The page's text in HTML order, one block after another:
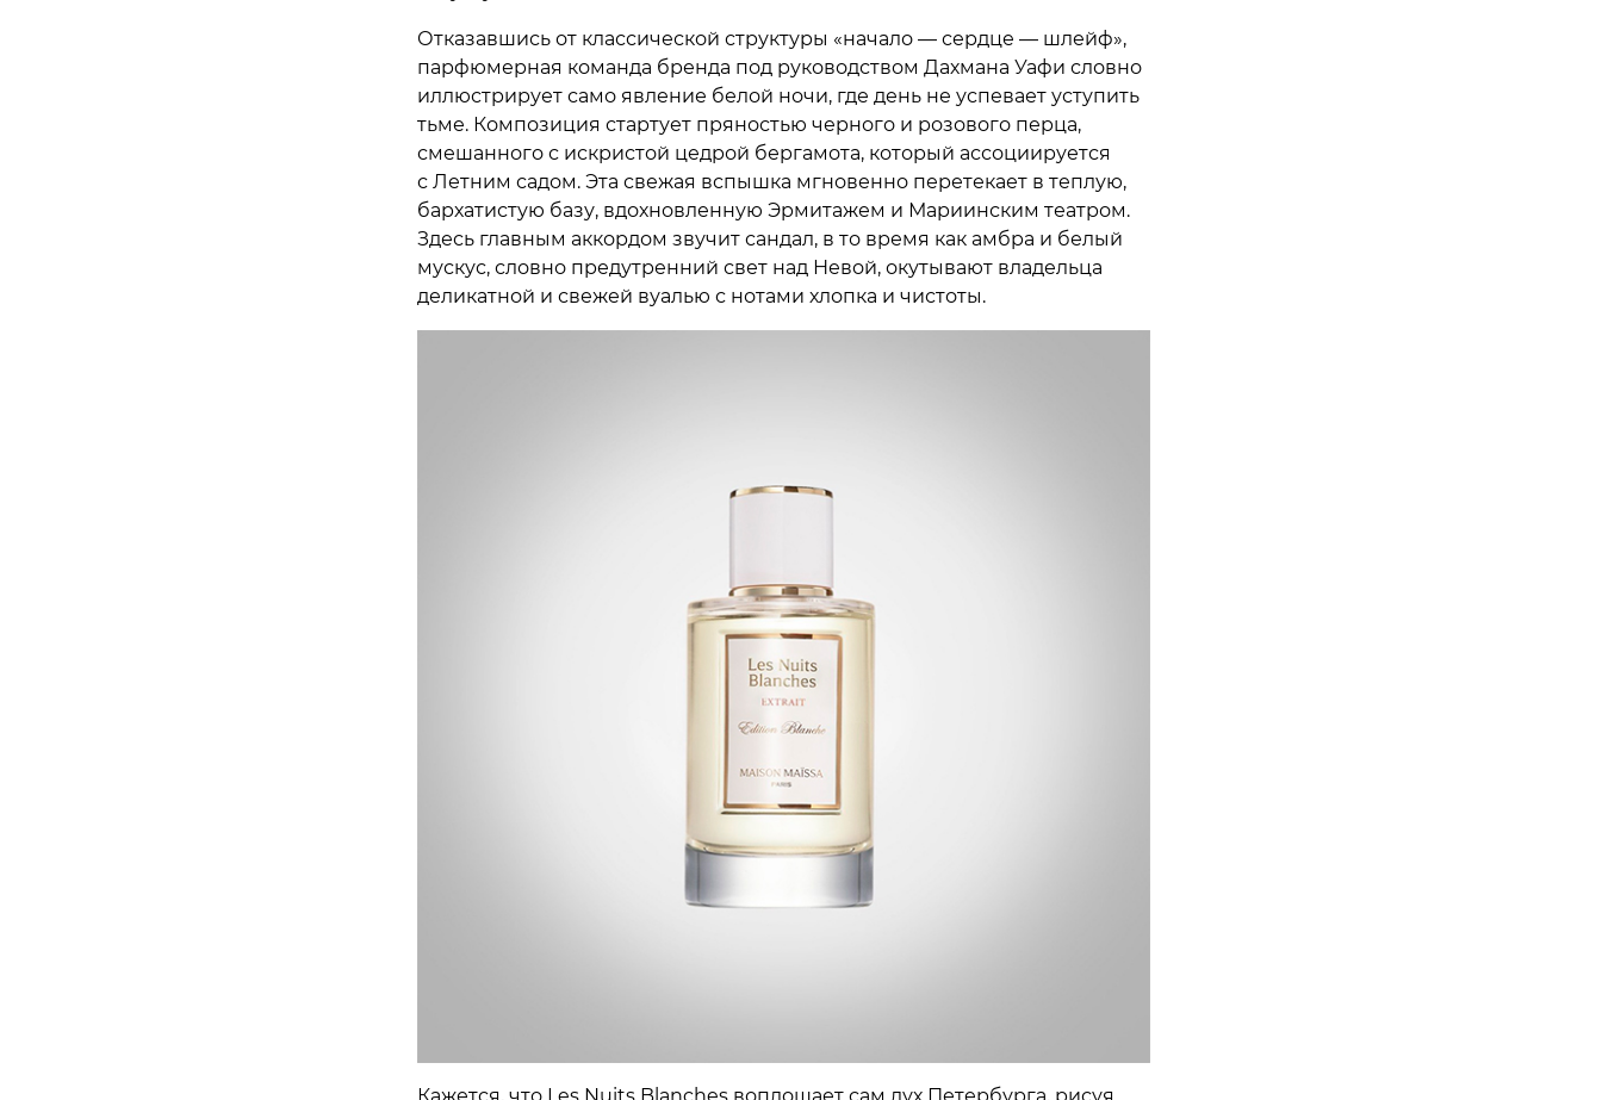
Отказавшись от классической структуры «начало — сердце — шлейф»,
парфюмерная команда бренда под руководством Дахмана Уафи словно
иллюстрирует само явление белой ночи, где день не успевает уступить
тьме. Композиция стартует пряностью черного и розового перца,
смешанного с искристой цедрой бергамота, который ассоциируется
с Летним садом. Эта свежая вспышка мгновенно перетекает в теплую,
бархатистую базу, вдохновленную Эрмитажем и Мариинским театром.
Здесь главным аккордом звучит сандал, в то время как амбра и белый
мускус, словно предутренний свет над Невой, окутывают владельца
деликатной и свежей вуалью с нотами хлопка и чистоты.